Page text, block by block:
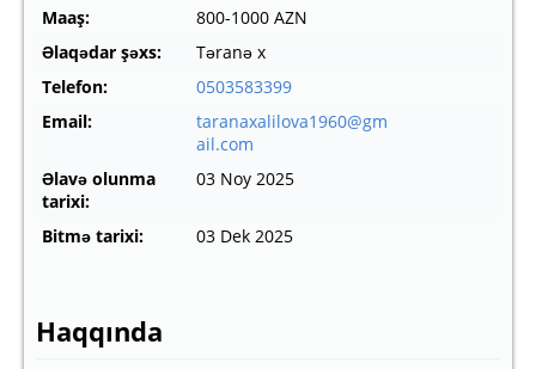
Maaş:
800-1000 AZN
Əlaqədar şəxs:
Təranə x
Telefon:
0503583399
Email:
taranaxalilova1960@gm
ail.com
Əlavə olunma
tarixi:
03 Noy 2025
Bitmə tarixi: 03 Dek 2025
Haqqında